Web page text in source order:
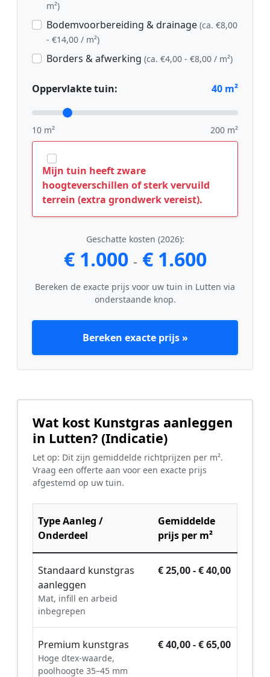
m²)
Bodemvoorbereiding & drainage (ca. €8,00
- €14,00 / m²)
Borders & afwerking (ca. €4,00 - €8,00 / m²)
Oppervlakte tuin: 40 m²
10 m² 200 m²
Mijn tuin heeft zware
hoogteverschillen of sterk vervuild
terrein (extra grondwerk vereist).
Geschatte kosten (2026):
€ 1.000 - € 1.600
Bereken de exacte prijs voor uw tuin in Lutten via
onderstaande knop.
Bereken exacte prijs »
Wat kost Kunstgras aanleggen
in Lutten? (Indicatie)
Let op: Dit zijn gemiddelde richtprijzen per m².
Vraag een offerte aan voor een exacte prijs
afgestemd op uw tuin.
Type Aanleg /
Onderdeel
Gemiddelde
prijs per m²
Standaard kunstgras
aanleggen
Mat, infill en arbeid
inbegrepen
€ 25,00 - € 40,00
Premium kunstgras
Hoge dtex-waarde,
poolhoogte 35–45 mm
€ 40,00 - € 65,00